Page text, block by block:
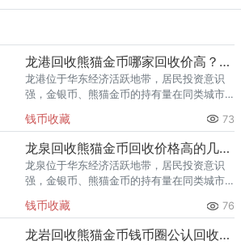
龙港回收熊猫金币哪家回收价高？本地榜单
龙港位于华东经济活跃地带，居民投资意识
强，金银币、熊猫金币的持有量在同类城市
熊猫金币的需求就明显升温，但鱼龙混杂的
回收渠道里，能精准识别版别溢
钱币收藏 73
龙泉回收熊猫金币回收价格高的几家推荐
龙泉位于华东经济活跃地带，居民投资意识
强，金银币、熊猫金币的持有量在同类城市
熊猫金币的需求就明显升温，但鱼龙混杂的
回收渠道里，能精准识别版别溢
钱币收藏 76
龙岩回收熊猫金币钱币圈公认回收渠道排行